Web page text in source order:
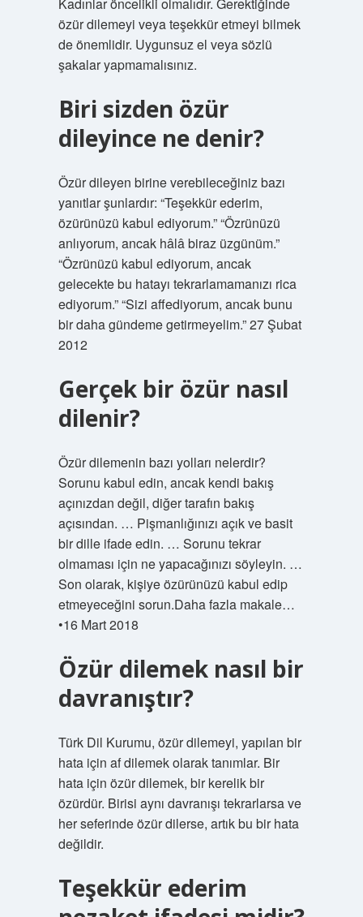
özür dilemeyi veya teşekkür etmeyi bilmek
de önemlidir. Uygunsuz el veya sözlü
şakalar yapmamalısınız.
Biri sizden özür
dileyince ne denir?
Özür dileyen birine verebileceğiniz bazı
yanıtlar şunlardır: “Teşekkür ederim,
özürünüzü kabul ediyorum.” “Özrünüzü
anlıyorum, ancak hâlâ biraz üzgünüm.”
“Özrünüzü kabul ediyorum, ancak
gelecekte bu hatayı tekrarlamamanızı rica
ediyorum.” “Sizi affediyorum, ancak bunu
bir daha gündeme getirmeyelim.” 27 Şubat
2012
Gerçek bir özür nasıl
dilenir?
Özür dilemenin bazı yolları nelerdir?
Sorunu kabul edin, ancak kendi bakış
açınızdan değil, diğer tarafın bakış
açısından. … Pişmanlığınızı açık ve basit
bir dille ifade edin. … Sorunu tekrar
olmaması için ne yapacağınızı söyleyin. …
Son olarak, kişiye özürünüzü kabul edip
etmeyeceğini sorun.Daha fazla makale…
•16 Mart 2018
Özür dilemek nasıl bir
davranıştır?
Türk Dil Kurumu, özür dilemeyi, yapılan bir
hata için af dilemek olarak tanımlar. Bir
hata için özür dilemek, bir kerelik bir
özürdür. Birisi aynı davranışı tekrarlarsa ve
her seferinde özür dilerse, artık bu bir hata
değildir.
Teşekkür ederim